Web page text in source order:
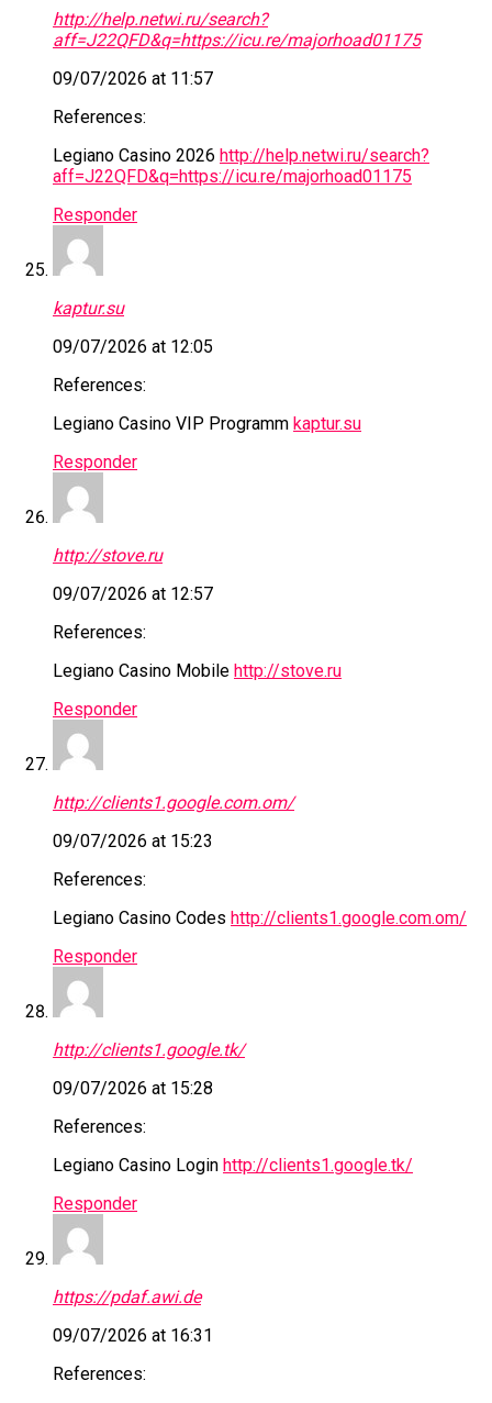
http://help.netwi.ru/search?
aff=J22QFD&q=https://icu.re/majorhoad01175
09/07/2026 at 11:57
References:
Legiano Casino 2026 http://help.netwi.ru/search?
aff=J22QFD&q=https://icu.re/majorhoad01175
Responder
kaptur.su
09/07/2026 at 12:05
References:
Legiano Casino VIP Programm kaptur.su
Responder
http://stove.ru
09/07/2026 at 12:57
References:
Legiano Casino Mobile http://stove.ru
Responder
http://clients1.google.com.om/
09/07/2026 at 15:23
References:
Legiano Casino Codes http://clients1.google.com.om/
Responder
http://clients1.google.tk/
09/07/2026 at 15:28
References:
Legiano Casino Login http://clients1.google.tk/
Responder
https://pdaf.awi.de
09/07/2026 at 16:31
References: